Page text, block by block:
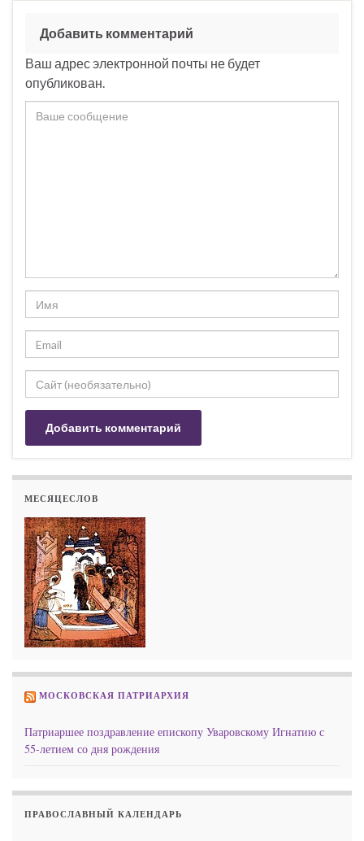
Добавить комментарий
Ваш адрес электронной почты не будет
опубликован.
МЕСЯЦЕСЛОВ
МОСКОВСКАЯ ПАТРИАРХИЯ
Патриаршее поздравление епископу Уваровскому Игнатию с
55-летием со дня рождения
ПРАВОСЛАВНЫЙ КАЛЕНДАРЬ